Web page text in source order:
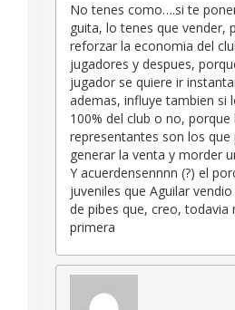
No tenes como….si te
guita, lo tenes que vender,
reforzar la economia del
jugadores y despues,
jugador se quiere ir
ademas, influye tambien si
100% del club o no, porque
representantes son los que
generar la venta y morder
Y acuerdensennnn (?) el
juveniles que Aguilar
de pibes que, creo, todavia
primera